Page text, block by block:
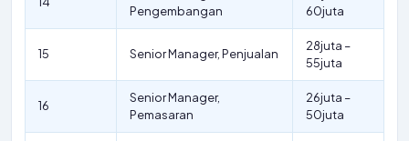
Pengembangan
60juta
15 Senior Manager, Penjualan
28juta –
55juta
16
Senior Manager,
Pemasaran
26juta –
50juta